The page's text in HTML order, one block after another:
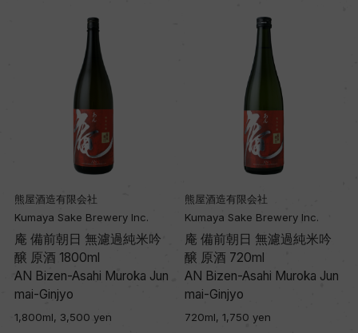
熊屋酒造有限会社
Kumaya Sake Brewery Inc.
庵 備前朝日 無濾過純米吟
醸 原酒 1800ml
AN Bizen-Asahi Muroka Jun
mai-Ginjyo
1,800ml, 3,500 yen
熊屋酒造有限会社
Kumaya Sake Brewery Inc.
庵 備前朝日 無濾過純米吟
醸 原酒 720ml
AN Bizen-Asahi Muroka Jun
mai-Ginjyo
720ml, 1,750 yen